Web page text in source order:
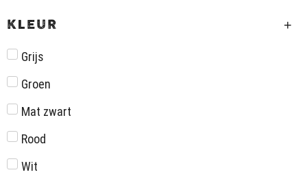
KLEUR
Grijs
Groen
Mat zwart
Rood
Wit